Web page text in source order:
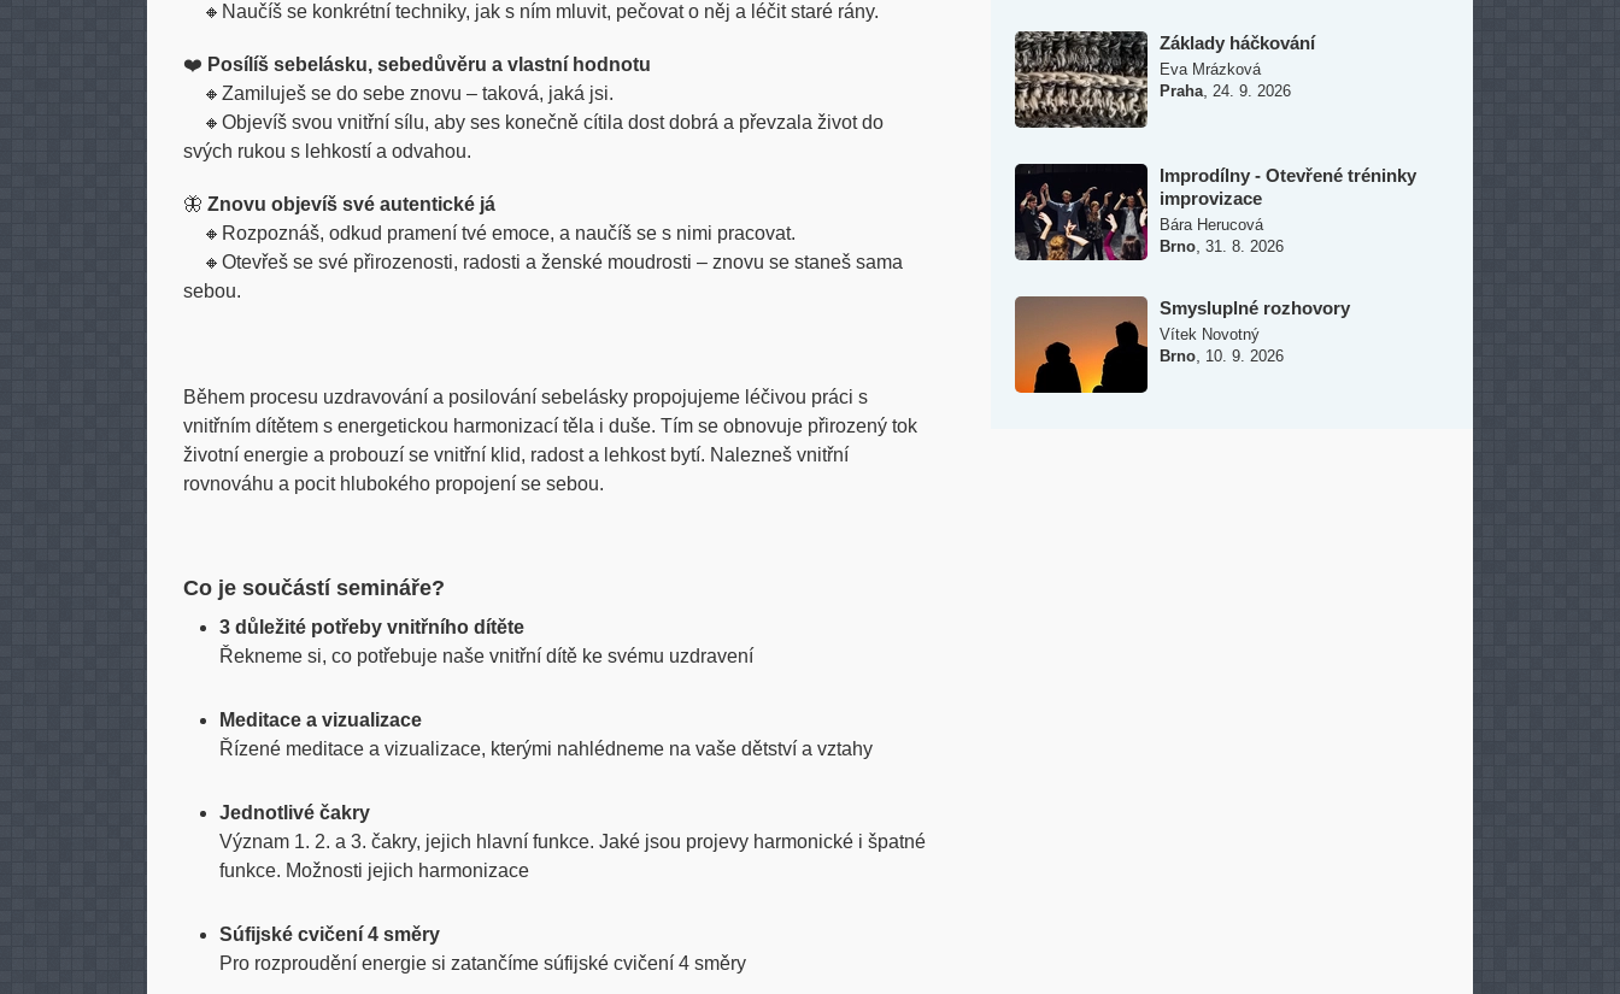
🔸Naučíš se konkrétní techniky, jak s ním mluvit, pečovat o něj a léčit staré rány.
❤️ Posílíš sebelásku, sebedůvěru a vlastní hodnotu
🔸Zamiluješ se do sebe znovu – taková, jaká jsi.
🔸Objevíš svou vnitřní sílu, aby ses konečně cítila dost dobrá a převzala život do
svých rukou s lehkostí a odvahou.
🦋 Znovu objevíš své autentické já
🔸Rozpoznáš, odkud pramení tvé emoce, a naučíš se s nimi pracovat.
🔸Otevřeš se své přirozenosti, radosti a ženské moudrosti – znovu se staneš sama
sebou.
Během procesu uzdravování a posilování sebelásky propojujeme léčivou práci s
vnitřním dítětem s energetickou harmonizací těla i duše. Tím se obnovuje přirozený tok
životní energie a probouzí se vnitřní klid, radost a lehkost bytí. Nalezneš vnitřní
rovnováhu a pocit hlubokého propojení se sebou.
Co je součástí semináře?
3 důležité potřeby vnitřního dítěte
Řekneme si, co potřebuje naše vnitřní dítě ke svému uzdravení
Meditace a vizualizace
Řízené meditace a vizualizace, kterými nahlédneme na vaše dětství a vztahy
Jednotlivé čakry
Význam 1. 2. a 3. čakry, jejich hlavní funkce. Jaké jsou projevy harmonické i špatné
funkce. Možnosti jejich harmonizace
Súfijské cvičení 4 směry
Pro rozproudění energie si zatančíme súfijské cvičení 4 směry
Základy háčkování
Eva Mrázková
Praha 24. 9. 2026
Improdílny - Otevřené tréninky
improvizace
Bára Herucová
Brno 31. 8. 2026
Smysluplné rozhovory
Vítek Novotný
Brno 10. 9. 2026